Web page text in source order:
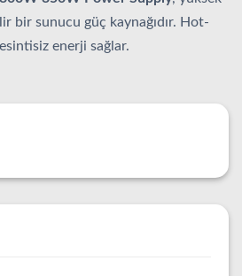
bir sunucu güç kaynağıdır. Hot-
enerji sağlar.